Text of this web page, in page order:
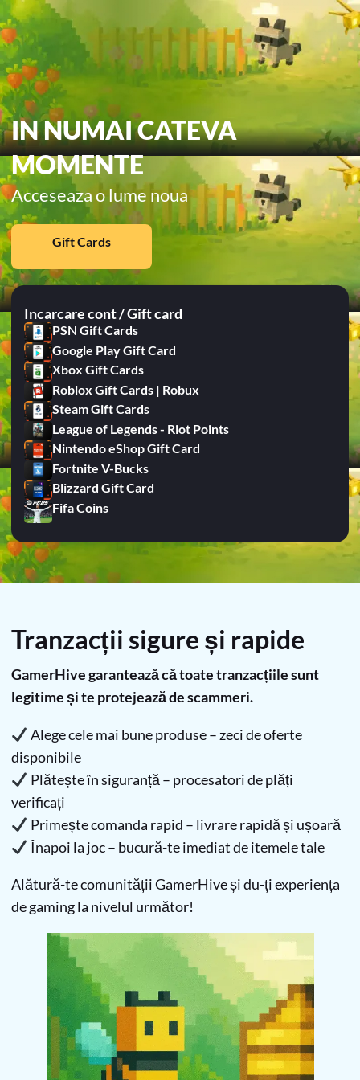
IN NUMAI CATEVA
MOMENTE
Acceseaza o lume noua
Gift Cards
Incarcare cont / Gift card
PSN Gift Cards
Google Play Gift Card
Xbox Gift Cards
Roblox Gift Cards | Robux
Steam Gift Cards
League of Legends - Riot Points
Nintendo eShop Gift Card
Fortnite V-Bucks
Blizzard Gift Card
Fifa Coins
Tranzacții sigure și rapide
GamerHive garantează că toate tranzacțiile sunt
legitime și te protejează de scammeri.
Alege cele mai bune produse – zeci de oferte
disponibile
Plătește în siguranță – procesatori de plăți
verificați
Primește comanda rapid – livrare rapidă și ușoară
Înapoi la joc – bucură-te imediat de itemele tale
Alătură-te comunității GamerHive și du-ți experiența
de gaming la nivelul următor!